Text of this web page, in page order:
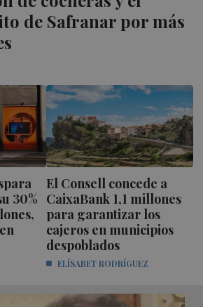
de Safranar por más
30%
El Consell concede a
CaixaBank 1,1 millones
para garantizar los
cajeros en municipios
despoblados
ELÍSABET RODRÍGUEZ